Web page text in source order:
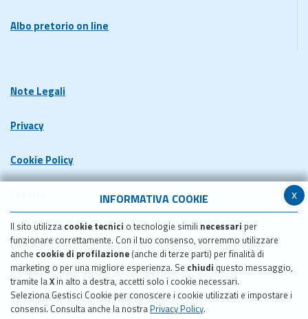
x
INFORMATIVA COOKIE
Il sito utilizza cookie tecnici o tecnologie simili necessari per
funzionare correttamente. Con il tuo consenso, vorremmo utilizzare
anche cookie di profilazione (anche di terze parti) per finalità di
marketing o per una migliore esperienza. Se chiudi questo messaggio,
tramite laX in alto a destra, accetti solo i cookie necessari.
Seleziona Gestisci Cookie per conoscere i cookie utilizzati e impostare i
consensi. Consulta anche la nostra Privacy Policy.
Albo pretorio on line
Note Legali
Privacy
Cookie Policy
Dichiarazione di accessibilita'
Meccanismo di feedback
Pubblicazione obiettivi di accessibilita'